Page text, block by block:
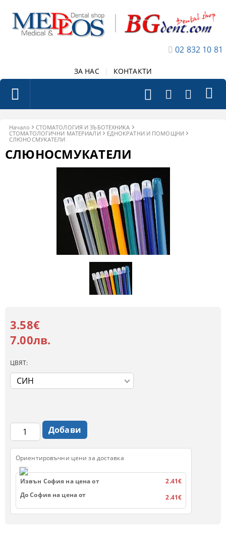
02 832 10 81
ЗА НАС КОНТАКТИ
Начало
СТОМАТОЛОГИЯ И ЗЪБОТЕХНИКА
СТОМАТОЛОГИЧНИ МАТЕРИАЛИ
ЕДНОКРАТНИ И ПОМОЩНИ
СЛЮНОСМУКАТЕЛИ
СЛЮНОСМУКАТЕЛИ
3.58€
7.00лв.
ЦВЯТ:
Ориентировъчни цени за доставка
Извън София на цена от
2.41€
До София на цена от
2.41€